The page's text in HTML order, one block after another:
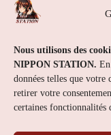
Nous utilisons des
NIPPON STATION.
données telles que votre
retirer votre
certaines fonctionnalités
Politique de cookies
Nippon
À propos
FAQs